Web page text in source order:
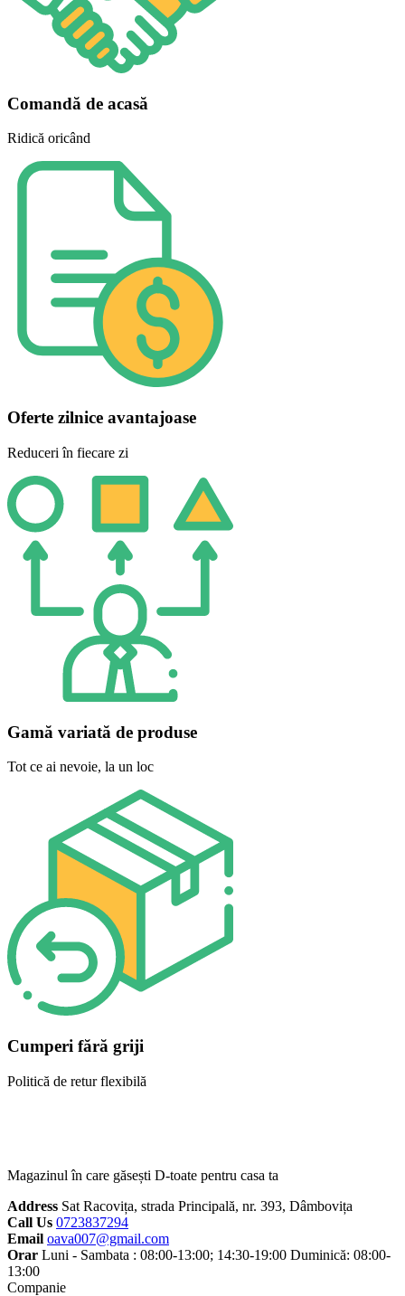
Comandă de acasă
Ridică oricând
Oferte zilnice avantajoase
Reduceri în fiecare zi
Gamă variată de produse
Tot ce ai nevoie, la un loc
Cumperi fără griji
Politică de retur flexibilă
Magazinul în care găsești D-toate pentru casa ta
Address Sat Racovița, strada Principală, nr. 393, Dâmbovița
Call Us 0723837294
Email oava007@gmail.com
Orar Luni - Sambata : 08:00-13:00; 14:30-19:00 Duminică: 08:00-
13:00
Companie